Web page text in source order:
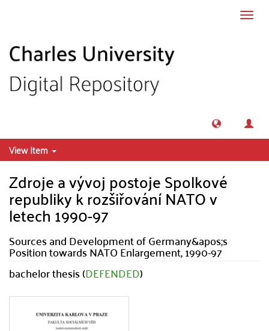
View Item
Zdroje a vývoj postoje Spolkové
republiky k rozšiřování NATO v
letech 1990-97
Sources and Development of Germany&apos;s
Position towards NATO Enlargement, 1990-97
bachelor thesis (DEFENDED)